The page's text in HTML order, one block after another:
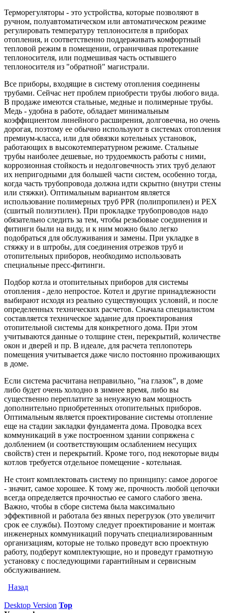
Терморегуляторы - это устройства, которые позволяют в
ручном, полуавтоматическом или автоматическом режиме
регулировать температуру теплоносителя в приборах
отопления, и соответственно поддерживать комфортный
тепловой режим в помещении, ограничивая протекание
теплоносителя, или подмешивая часть остывшего
теплоносителя из "обратной" магистрали.
Все приборы, входящие в систему отопления соединены
трубами. Сейчас нет проблем приобрести трубы любого вида.
В продаже имеются стальные, медные и полимерные трубы.
Медь - удобна в работе, обладает минимальным
коэффициентом линейного расширения, долговечна, но очень
дорогая, поэтому ее обычно используют в системах отопления
премиум-класса, или для обвязки котельных установок,
работающих в высокотемпературном режиме. Стальные
трубы наиболее дешевые, но трудоемкость работы с ними,
коррозионная стойкость и недолговечность этих труб делают
их непригодными для большей части систем, особенно тогда,
когда часть трубопровода должна идти скрытно (внутри стены
или стяжки). Оптимальным вариантом является
использование полимерных труб PPR (полипропилен) и PEX
(сшитый полиэтилен). При прокладке трубопроводов надо
обязательно следить за тем, чтобы резьбовые соединения и
фитинги были на виду, и к ним можно было легко
подобраться для обслуживания и замены. При укладке в
стяжку и в штробы, для соединения отрезков труб и
отопительных приборов, необходимо использовать
специальные пресс-фитинги.
Подбор котла и отопительных приборов для системы
отопления - дело непростое. Котел и другие принадлежности
выбирают исходя из реально существующих условий, и после
определенных технических расчетов. Сначала специалистом
составляется техническое задание для проектирования
отопительной системы для конкретного дома. При этом
учитываются данные о толщине стен, перекрытий, количестве
окон и дверей и пр. В идеале, для расчета теплопотерь
помещения учитывается даже число постоянно проживающих
в доме.
Если система расчитана неправильно, "на глазок", в доме
либо будет очень холодно в зимнее время, либо вы
существенно переплатите за ненужную вам мощность
дополнительно приобретенных отопительных приборов.
Оптимальным является проектирование системы отопление
еще на стадии закладки фундамента дома. Проводка всех
коммуникаций в уже построенном здании сопряжена с
долблением (и соответствующим ослаблением несущих
свойств) стен и перекрытий. Кроме того, под некоторые виды
котлов требуется отдельное помещение - котельная.
Не стоит комплектовать систему по принципу: самое дорогое
- значит, самое хорошее. К тому же, прочность любой цепочки
всегда определяется прочностью ее самого слабого звена.
Важно, чтобы в сборе система была максимально
эффективной и работала без явных перегрузок (это увеличит
срок ее службы). Поэтому следует проектирование и монтаж
инженерных коммуникаций поручать специализированным
организациям, которые не только проведут всю проектную
работу, подберут комплектующие, но и проведут грамотную
установку с последующими гарантийным и сервисным
обслуживанием.
Назад
Desktop Version Top